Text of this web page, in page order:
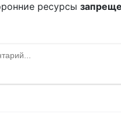
ресурсы